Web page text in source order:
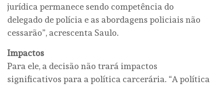
jurídica permanece sendo competência do
delegado de polícia e as abordagens policiais não
cessarão”, acrescenta Saulo.
Impactos
Para ele, a decisão não trará impactos
significativos para a política carcerária. “A política